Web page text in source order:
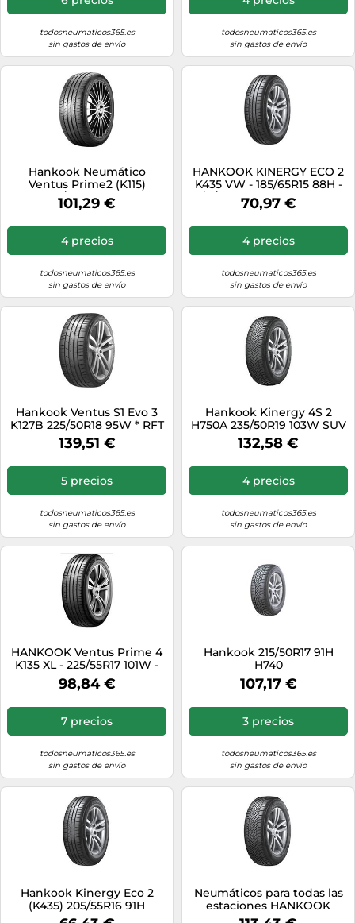
todosneumaticos365.es
sin gastos de envío
todosneumaticos365.es
sin gastos de envío
Hankook Neumático
Ventus Prime2 (K115)
215/70R16 100H
101,29 €
4 precios
todosneumaticos365.es
sin gastos de envío
HANKOOK KINERGY ECO 2
K435 VW - 185/65R15 88H -
A/B/70dB - Neumáticos de
verano
70,97 €
4 precios
todosneumaticos365.es
sin gastos de envío
Hankook Ventus S1 Evo 3
K127B 225/50R18 95W * RFT
139,51 €
5 precios
todosneumaticos365.es
sin gastos de envío
Hankook Kinergy 4S 2
H750A 235/50R19 103W SUV
XL 3PMSF
132,58 €
4 precios
todosneumaticos365.es
sin gastos de envío
HANKOOK Ventus Prime 4
K135 XL - 225/55R17 101W -
Neumáticos de verano -
B/A/69dB
98,84 €
7 precios
todosneumaticos365.es
sin gastos de envío
Hankook 215/50R17 91H
H740
107,17 €
3 precios
todosneumaticos365.es
sin gastos de envío
Hankook Kinergy Eco 2
(K435) 205/55R16 91H
Neumáticos para todas las
estaciones HANKOOK
Kinergy 4S2 H750 225/55R17